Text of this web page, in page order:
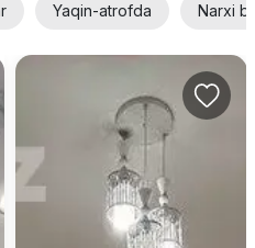
Yaqin-atrofda Narxi